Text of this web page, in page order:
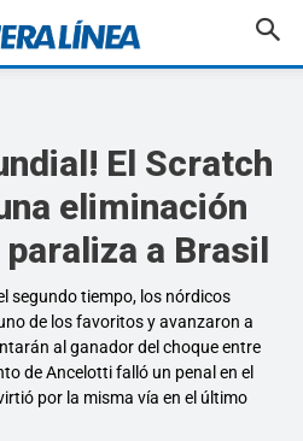
El Scratch
eliminación
a Brasil
segundo tiempo, los nórdicos
de los favoritos y avanzaron a
al ganador del choque entre
de Ancelotti falló un penal en el
por la misma vía en el último